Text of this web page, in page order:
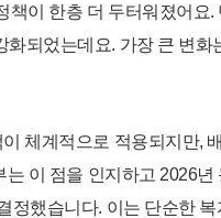
책이 한층 더 두터워졌어요
화되었는데요. 가장 큰 변
체계적으로 적용되지만,
이 점을 인지하고 2026
정했습니다. 이는 단순한